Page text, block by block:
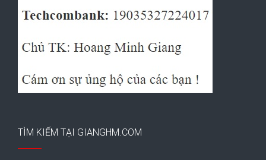
TÌM KIẾM TẠI GIANGHM.COM